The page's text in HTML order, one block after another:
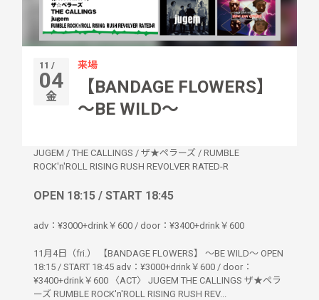
11 /
04
金
来場
【BANDAGE FLOWERS】
〜BE WILD〜
JUGEM / THE CALLINGS / ザ★ペラーズ / RUMBLE
ROCK'n'ROLL RISING RUSH REVOLVER RATED-R
OPEN 18:15 / START 18:45
adv：¥3000+drink￥600 / door：¥3400+drink￥600
11月4日（fri.） 【BANDAGE FLOWERS】 〜BE WILD〜 OPEN
18:15 / START 18:45 adv：¥3000+drink￥600 / door：
¥3400+drink￥600 〈ACT〉 JUGEM THE CALLINGS ザ★ペラ
ーズ RUMBLE ROCK'n'ROLL RISING RUSH REV...